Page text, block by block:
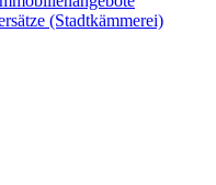
(Stadtkämmerei)